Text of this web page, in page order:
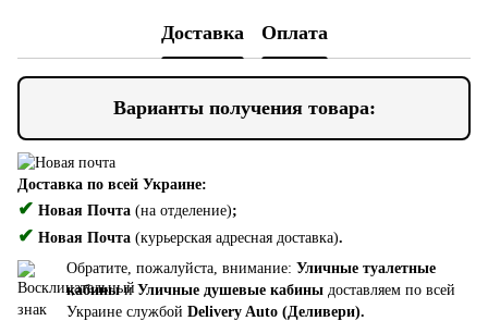
Доставка Оплата
Варианты получения товара:
Доставка по всей Украине:
✔ Новая Почта (на отделение);
✔ Новая Почта (курьерская адресная доставка).
Обратите, пожалуйста, внимание: Уличные туалетные
кабиныи Уличные душевые кабины доставляем по всей
Украине службой Delivery Auto (Деливери).